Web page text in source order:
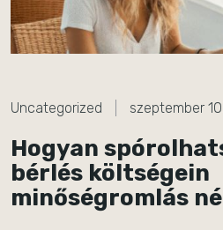
Uncategorized szeptember
Hogyan
bérlés költségein
minőségromlás